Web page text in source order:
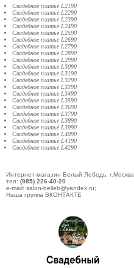
Свадебное платье L2190
Свадебное платье L2290
Свадебное платье L2390
Свадебное платье L2490
Свадебное платье L2590
Свадебное платье L2690
Свадебное платье L2790
Свадебное платье L2890
Свадебное платье L2990
Свадебное платье L3090
Свадебное платье L3190
Свадебное платье L3290
Свадебное платье L3390
Свадебное платье L3490
Свадебное платье L3590
Свадебное платье L3690
Свадебное платье L3790
Свадебное платье L3890
Свадебное платье L3990
Свадебное платье L4090
Свадебное платье L4190
Свадебное платье L4290
Интернет-магазин Белый Лебедь, г.Москва
тел: (985) 226-40-20
e-mail: salon-belleb@yandex.ru;
Наша группа ВКОНТАКТЕ